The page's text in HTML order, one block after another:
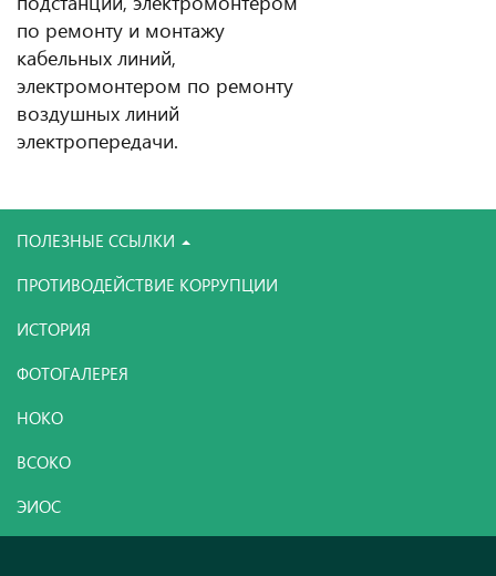
по ремонту и монтажу
кабельных линий,
электромонтером по ремонту
воздушных линий
электропередачи.
ПОЛЕЗНЫЕ ССЫЛКИ
ПРОТИВОДЕЙСТВИЕ КОРРУПЦИИ
ИСТОРИЯ
ФОТОГАЛЕРЕЯ
НОКО
ВСОКО
ЭИОС